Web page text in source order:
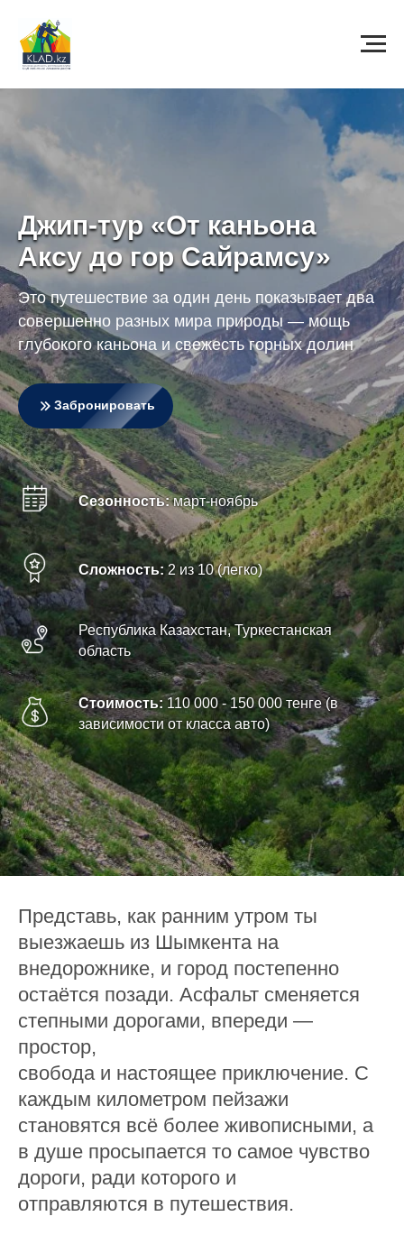
Джип-тур «От каньона
Аксу до гор Сайрамсу»
Это путешествие за один день показывает два
совершенно разных мира природы — мощь
глубокого каньона и свежесть горных долин
Забронировать
Сезонность:март-ноябрь
Сложность: 2 из 10 (легко)
Республика Казахстан, Туркестанская
область
Стоимость: 110 000 - 150 000 тенге (в
зависимости от класса авто)
Представь, как ранним утром ты
выезжаешь из Шымкента на
внедорожнике, и город постепенно
остаётся позади. Асфальт сменяется
степными дорогами, впереди —
простор,
свобода и настоящее приключение. С
каждым километром пейзажи
становятся всё более живописными, а
в душе просыпается то самое чувство
дороги, ради которого и
отправляются в путешествия.